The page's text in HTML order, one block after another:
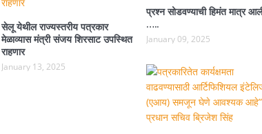
सेलू येथील राज्यस्तरीय पत्रकार
मेळाव्यास मंत्री संजय शिरसाट उपस्थित
राहणार
January 13, 2025
प्रश्न सोडवण्याची हिमंत मात्र
…..
January 09, 2025